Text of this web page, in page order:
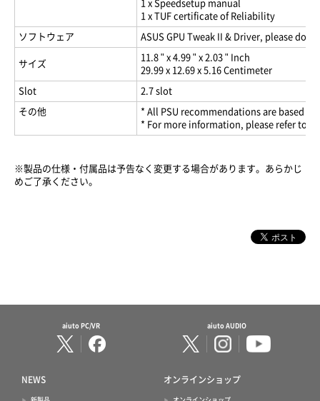
1 x Speedsetup manual
1 x TUF certificate of Reliability
ソフトウェア ASUS GPU Tweak II & Driver, please
サイズ
11.8 " x 4.99 " x 2.03 " Inch
29.99 x 12.69 x 5.16 Centimeter
Slot 2.7 slot
その他
* All PSU recommendations are based
* For more information, please refer to
※製品の仕様・付属品は予告なく変更する場合があります。あらかじ
めご了承ください。
aiuto PC/VR aiuto AUDIO
NEWS オンラインショップ